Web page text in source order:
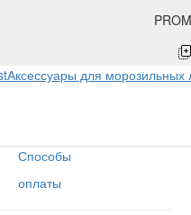
Аксессуары для морозильных
Способы
оплаты